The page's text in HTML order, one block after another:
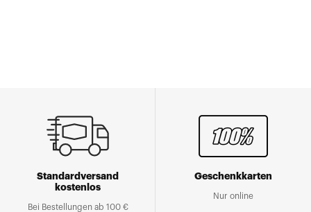
Standardversand
kostenlos
Bei Bestellungen ab 100 €
Geschenkkarten
Nur online